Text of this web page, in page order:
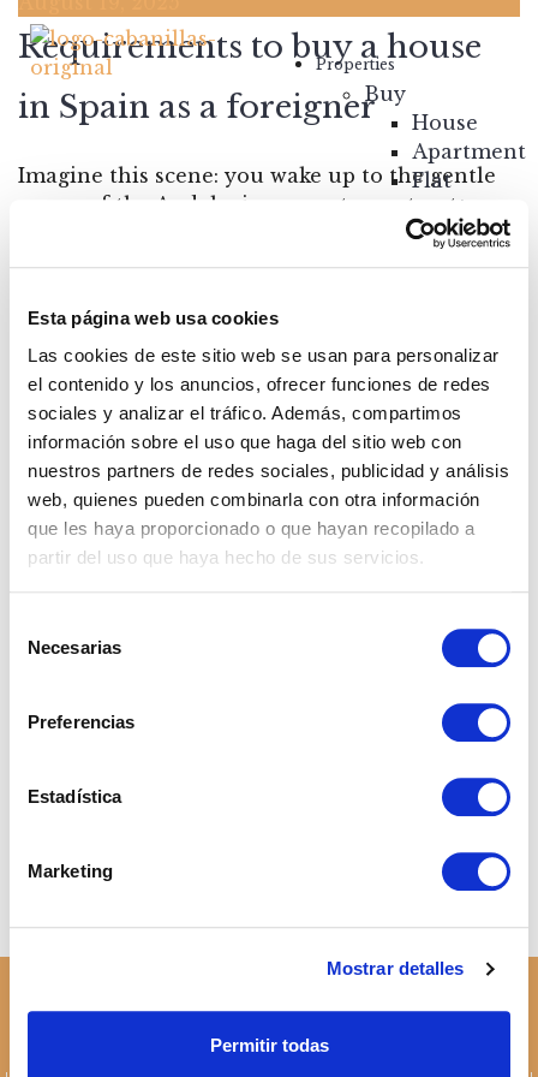
Esta página web usa cookies
Las cookies de este sitio web se usan para personalizar
el contenido y los anuncios, ofrecer funciones de redes
sociales y analizar el tráfico. Además, compartimos
información sobre el uso que haga del sitio web con
nuestros partners de redes sociales, publicidad y análisis
web, quienes pueden combinarla con otra información
que les haya proporcionado o que hayan recopilado a
partir del uso que haya hecho de sus servicios.
Necesarias
Preferencias
Estadística
Marketing
Mostrar detalles
Permitir todas
Properties
Buy
House
Apartment
Flat
House
Chalet
Land
New
Construction
About us
Your Broker
Contact Us
Blog
English
Requirements to buy a house
in Spain as a foreigner
Imagine this scene: you wake up to the gentle
caress of the Andalusian sun, step out onto
your terrace, and the Mediterranean Sea greets
you good morning. A cup of coffee, the sound
Posted by:Carmen Cabanillas Sánchez
Categories: Real Estate
Search
Properties
What nobody explains about buying a
house in Spain as a foreigner
Andalusia as a Non-Resident
What is a real estate investment and how
to do it successfully?